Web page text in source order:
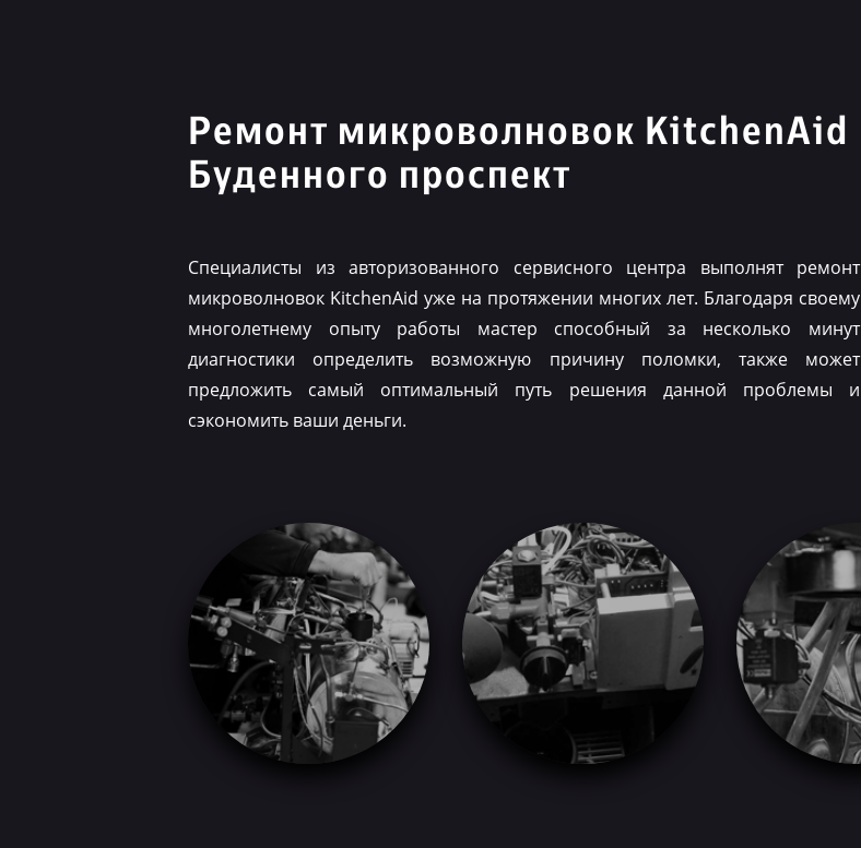
Ремонт микроволновок KitchenAid
Буденного проспект
Специалисты из авторизованного сервисного центра выполнят ремонт
микроволновок KitchenAid уже на протяжении многих лет. Благодаря своему
многолетнему опыту работы мастер способный за несколько минут
диагностики определить возможную причину поломки, также может
предложить самый оптимальный путь решения данной проблемы и
сэкономить ваши деньги.